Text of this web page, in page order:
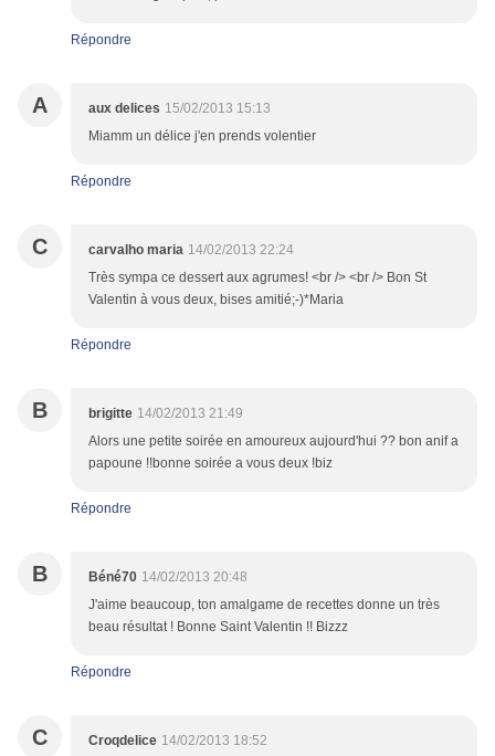
Répondre
A aux delices 15/02/2013 15:13
Miamm un délice j'en prends volentier
Répondre
C carvalho maria 14/02/2013 22:24
Très sympa ce dessert aux agrumes! <br /> <br /> Bon St
Valentin à vous deux, bises amitié;-)*Maria
Répondre
B brigitte 14/02/2013 21:49
Alors une petite soirée en amoureux aujourd'hui ?? bon anif a
papoune !!bonne soirée a vous deux !biz
Répondre
B Béné70 14/02/2013 20:48
J'aime beaucoup, ton amalgame de recettes donne un très
beau résultat ! Bonne Saint Valentin !! Bizzz
Répondre
C Croqdelice 14/02/2013 18:52